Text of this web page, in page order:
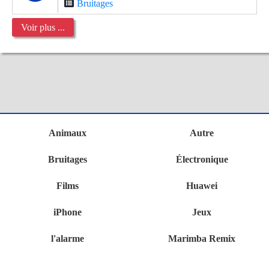
Bruitages
Voir plus ...
Animaux Autre
Bruitages Électronique
Films Huawei
iPhone Jeux
l'alarme Marimba Remix